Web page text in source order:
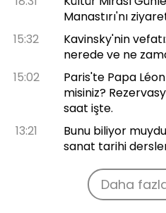
Manastırı'nı
15:32
Kavinsky'nin
nerede ve ne
15:02
Paris'te Papa
misiniz?
saat işte.
13:21
Bunu biliyor
sanat tarihi
Daha